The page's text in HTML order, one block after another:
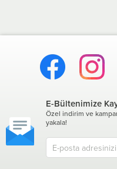
E-Bültenimize
Özel indirim ve
yakala!